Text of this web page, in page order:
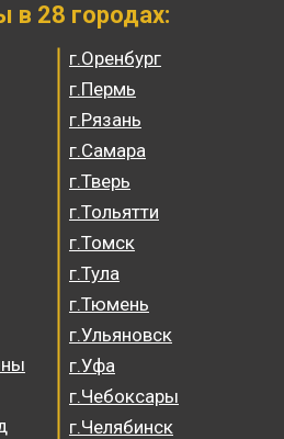
г.Оренбург
г.Пермь
г.Рязань
г.Самара
г.Тверь
г.Тольятти
г.Томск
г.Тула
г.Тюмень
г.Ульяновск
г.Уфа
г.Чебоксары
г.Челябинск
в 28 городах: